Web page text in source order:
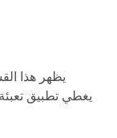
يظهر هذا